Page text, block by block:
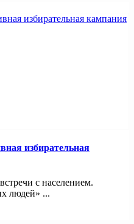
избирательная
с населением.
людей» ...